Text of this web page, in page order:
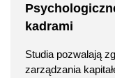
kadrami
Studia pozwalają
zarządzania